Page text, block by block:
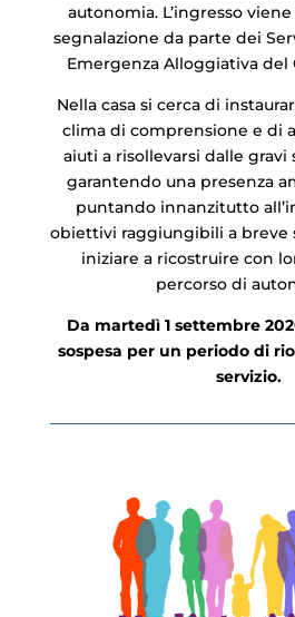
autonomia. L’ingresso
segnalazione da parte dei
Emergenza Alloggiativa del
Nella casa si cerca di
clima di comprensione e di
aiuti a risollevarsi dalle gravi
garantendo una presenza
puntando innanzitutto
obiettivi raggiungibili a breve
iniziare a ricostruire con
percorso di
Da martedì 1 settembre
sospesa per un periodo di
servizio.